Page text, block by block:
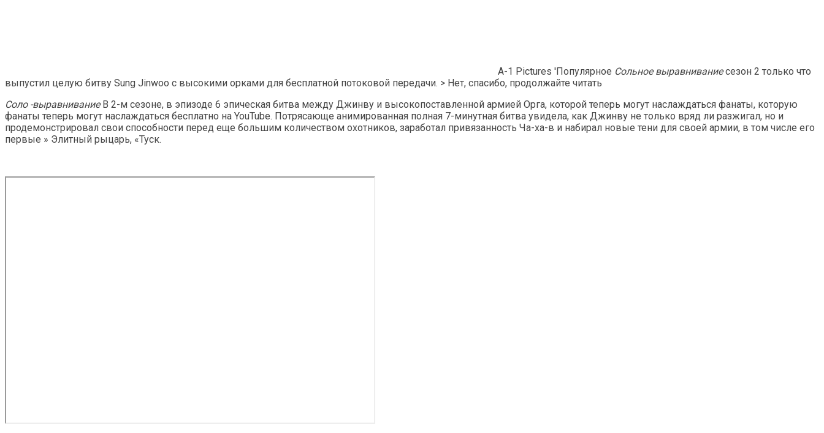
A-1 Pictures 'Популярное Сольное выравниваниесезон 2 только что
выпустил целую битву Sung Jinwoo с высокими орками для бесплатной потоковой передачи. > Нет, спасибо, продолжайте читать
Соло -выравниваниеВ 2-м сезоне, в эпизоде ​​6 эпическая битва между Джинву и высокопоставленной армией Орга, которой теперь могут наслаждаться фанаты, которую
фанаты теперь могут наслаждаться бесплатно на YouTube. Потрясающе анимированная полная 7-минутная битва увидела, как Джинву не только вряд ли разжигал, но и
продемонстрировал свои способности перед еще большим количеством охотников, заработал привязанность Ча-ха-в и набирал новые тени для своей армии, в том числе его
первые » Элитный рыцарь, «Туск.